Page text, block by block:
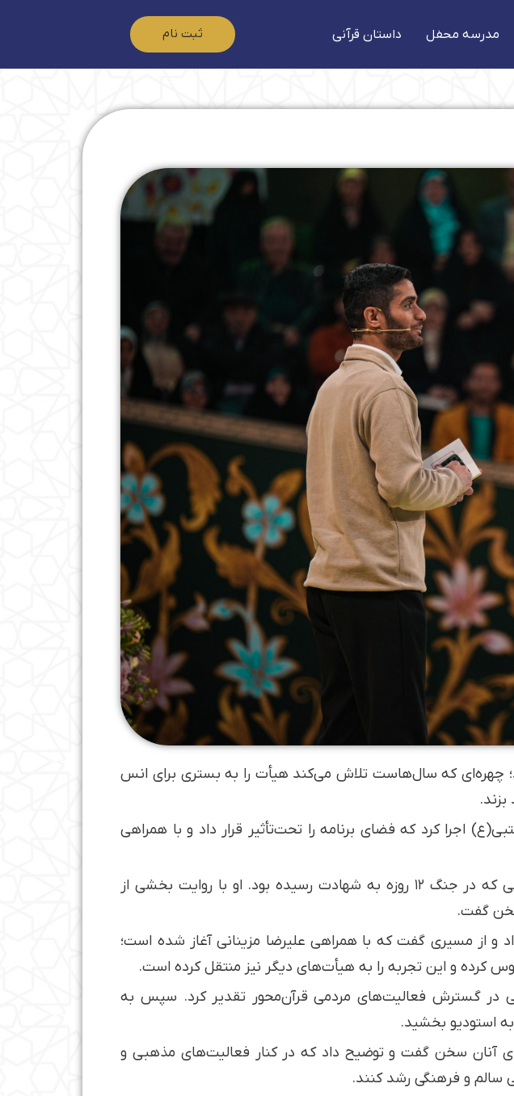
مدرسه محفل داستان قرآنی ثبت نام
چهره‌ای که سال‌هاست تلاش می‌کند هیأت را به بستری برای انس
اجرا کرد که فضای برنامه را تحت‌تأثیر قرار داد و با همراهی
محسن عراقی در ادامه، از شهید میلاد نماینده، از اعضای هیأتشان یاد کرد؛ جوانی که در جنگ ۱۲ روزه به شهادت رسیده بود. او با روایت بخشی از
گفت.
و از مسیری گفت که با همراهی علیرضا مزینانی آغاز شده است؛
کرده و این تجربه را به هیأت‌های دیگر نیز منتقل کرده است.
در گسترش فعالیت‌های مردمی قرآن‌محور تقدیر کرد. سپس به
به استودیو بخشید.
آنان سخن گفت و توضیح داد که در کنار فعالیت‌های مذهبی و
سالم و فرهنگی رشد کنند.